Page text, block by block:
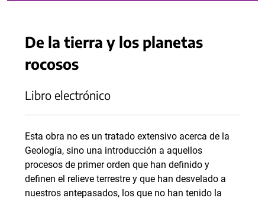
De la tierra y los planetas
rocosos
Libro electrónico
Esta obra no es un tratado extensivo acerca de la
Geología, sino una introducción a aquellos
procesos de primer orden que han definido y
definen el relieve terrestre y que han desvelado a
nuestros antepasados, los que no han tenido la